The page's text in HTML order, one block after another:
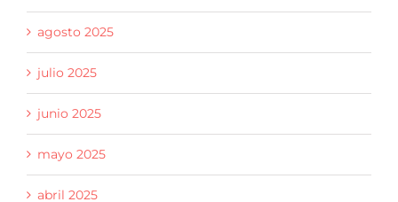
agosto 2025
julio 2025
junio 2025
mayo 2025
abril 2025